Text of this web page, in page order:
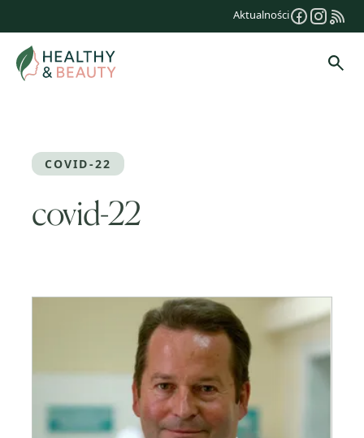
treści
Aktualności
COVID-22
covid-22